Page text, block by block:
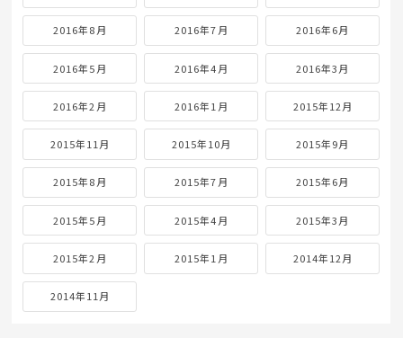
2016年8月 2016年7月 2016年6月
2016年5月 2016年4月 2016年3月
2016年2月 2016年1月 2015年12月
2015年11月 2015年10月 2015年9月
2015年8月 2015年7月 2015年6月
2015年5月 2015年4月 2015年3月
2015年2月 2015年1月 2014年12月
2014年11月